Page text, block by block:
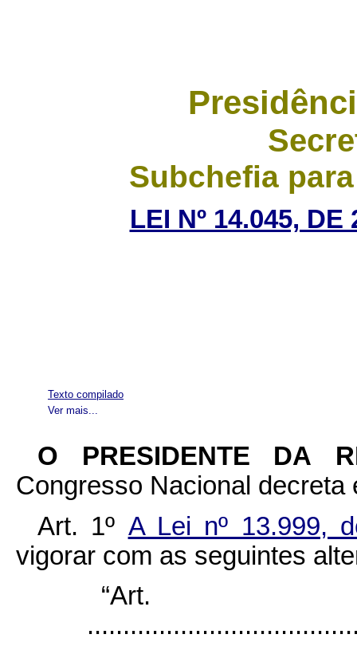
Subchefia
LEI Nº 14.045,
Ver mais...
Texto compilado
O PRESIDENTE DA
Congresso Nacional
Art. 1º A Lei nº 13.999,
vigorar com as seguintes